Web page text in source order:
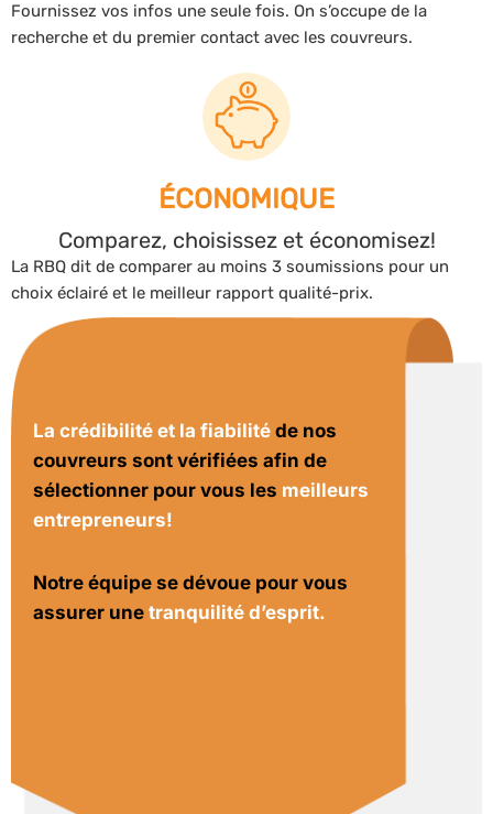
Fournissez vos infos une seule fois. On s’occupe de la
recherche et du premier contact avec les couvreurs.
ÉCONOMIQUE
Comparez, choisissez et économisez!
La RBQ dit de comparer au moins 3 soumissions pour un
choix éclairé et le meilleur rapport qualité-prix.
La crédibilité et la fiabilité de nos
couvreurs sont vérifiées afin de
sélectionner pour vous les meilleurs
entrepreneurs!
Notre équipe se dévoue pour vous
assurer une tranquilité d’esprit.